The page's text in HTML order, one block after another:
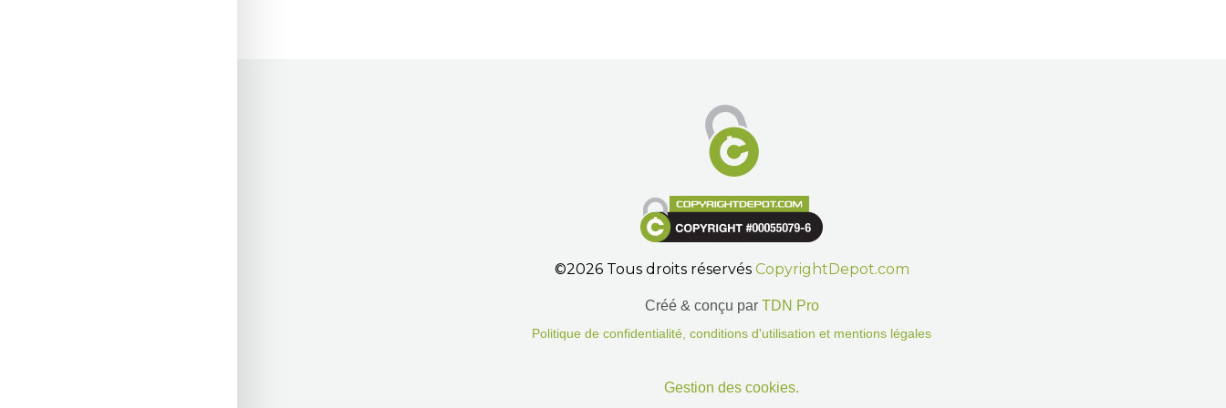
©2026 Tous droits réservés CopyrightDepot.com
Créé & conçu par TDN Pro
Politique de confidentialité, conditions d'utilisation et mentions légales
Gestion des cookies.